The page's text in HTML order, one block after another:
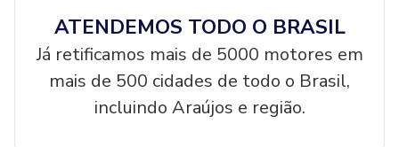
ATENDEMOS TODO O BRASIL
Já retificamos mais de 5000 motores em
mais de 500 cidades de todo o Brasil,
incluindo Araújos e região.